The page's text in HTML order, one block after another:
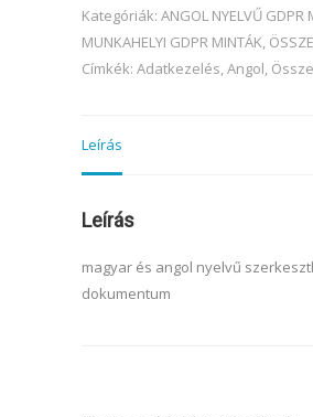
(magyar-
angol)
mennyiség
Kategóriák: ANGOL NYELVŰ GDPR
MUNKAHELYI GDPR MINTÁK,
Címkék: Adatkezelés,Angol,
Leírás
Leírás
magyar és angol nyelvű
dokumentum